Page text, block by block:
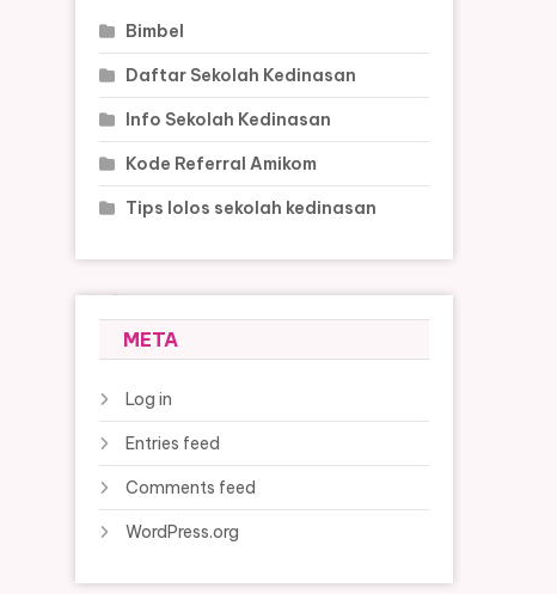
Bimbel
Daftar Sekolah Kedinasan
Info Sekolah Kedinasan
Kode Referral Amikom
Tips lolos sekolah kedinasan
META
Log in
Entries feed
Comments feed
WordPress.org